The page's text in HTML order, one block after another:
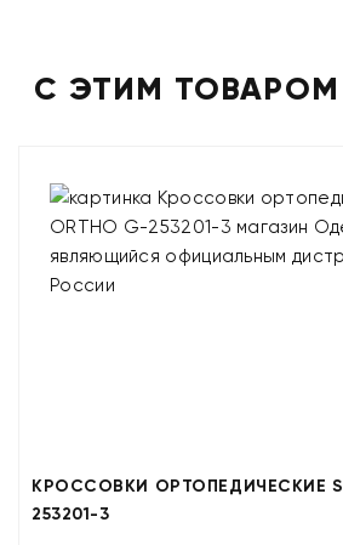
С ЭТИМ
КРОССОВКИ ОРТОПЕДИЧЕСКИЕ
253201-3